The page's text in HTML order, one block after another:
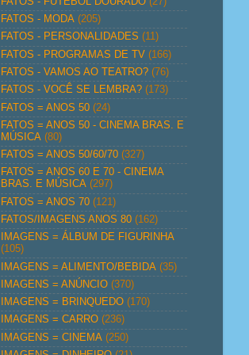
FATOS - MODA (205)
FATOS - PERSONALIDADES (11)
FATOS - PROGRAMAS DE TV (166)
FATOS - VAMOS AO TEATRO? (76)
FATOS - VOCÊ SE LEMBRA? (173)
FATOS = ANOS 50 (24)
FATOS = ANOS 50 - CINEMA BRAS. E
MÚSICA (80)
FATOS = ANOS 50/60/70 (327)
FATOS = ANOS 60 E 70 - CINEMA
BRAS. E MÚSICA (297)
FATOS = ANOS 70 (121)
FATOS/IMAGENS ANOS 80 (162)
IMAGENS = ÁLBUM DE FIGURINHA
(105)
IMAGENS = ALIMENTO/BEBIDA (35)
IMAGENS = ANÚNCIO (370)
IMAGENS = BRINQUEDO (170)
IMAGENS = CARRO (236)
IMAGENS = CINEMA (250)